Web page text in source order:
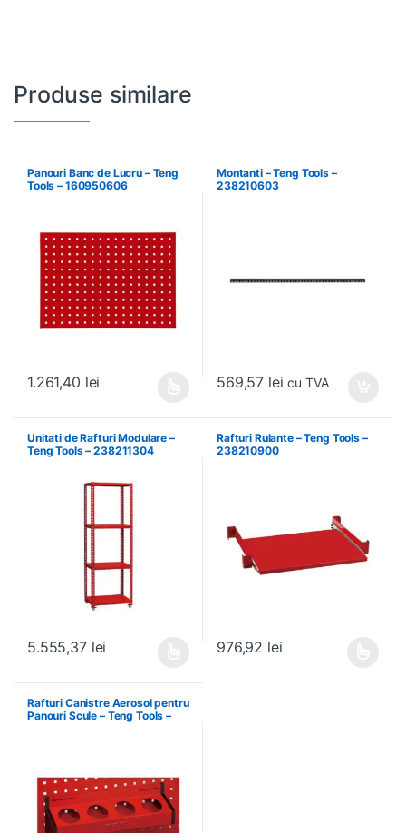
Produse similare
Panouri Banc de Lucru – Teng
Tools – 160950606
1.261,40 lei
Montanti – Teng Tools –
238210603
569,57 lei cu TVA
Unitati de Rafturi Modulare –
Teng Tools – 238211304
5.555,37 lei
Rafturi Rulante – Teng Tools –
238210900
976,92 lei
Rafturi Canistre Aerosol pentru
Panouri Scule – Teng Tools –